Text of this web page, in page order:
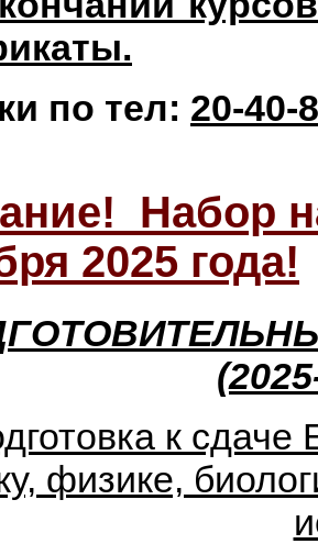
по тел: 20-40-
Набор
2025 года!
к
физике,